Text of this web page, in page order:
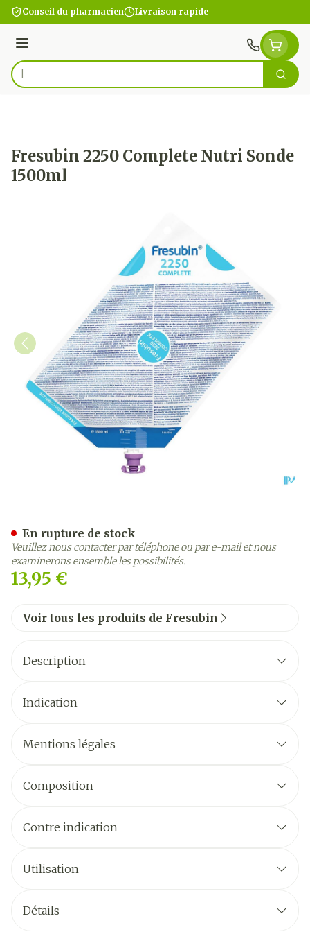
Aller au contenu
Conseil du pharmacien Livraison rapide
Menu
Rechercher
Fresubin 2250 Complete Nutri Sonde
1500ml
13,95 €
En rupture de stock
Veuillez nous contacter par téléphone ou par e-mail et nous
examinerons ensemble les possibilités.
Voir tous les produits de Fresubin
Description
Indication
Mentions légales
Composition
Contre indication
Utilisation
Détails